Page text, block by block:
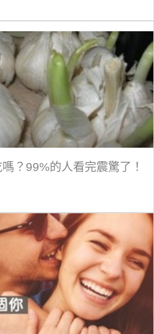
？99%的人看完震驚了！